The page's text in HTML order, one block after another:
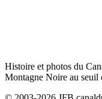
Histoire et photos du
Montagne Noire au seuil